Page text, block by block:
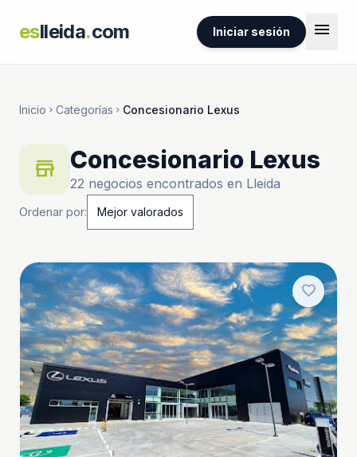
eslleida.com Iniciar sesión menu
Inicio chevron_right Categorías chevron_right Concesionario Lexus
store Concesionario Lexus
22 negocios encontrados en Lleida
Ordenar por:
favorite